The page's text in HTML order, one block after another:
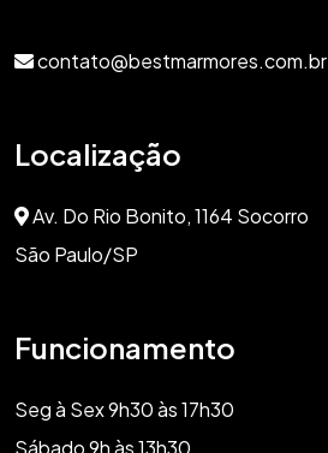
contato@bestmarmores.com.br
Localização
Av. Do Rio Bonito, 1164 Socorro
São Paulo/SP
Funcionamento
Seg à Sex 9h30 às 17h30
Sábado 9h às 13h30